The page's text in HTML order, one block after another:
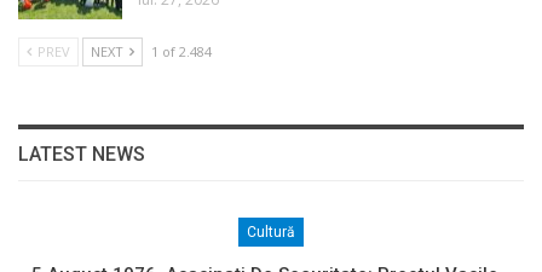
PREV NEXT 1 of 2.484
LATEST NEWS
Cultură